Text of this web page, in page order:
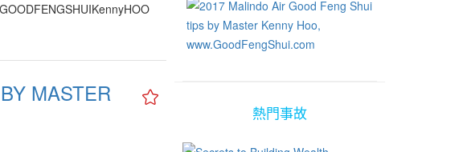
MASTER
熱門事故